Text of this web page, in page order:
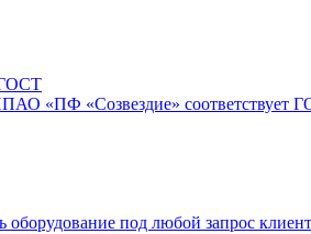
ГОСТ
«ПФ «Созвездие» соответствует
под любой запрос